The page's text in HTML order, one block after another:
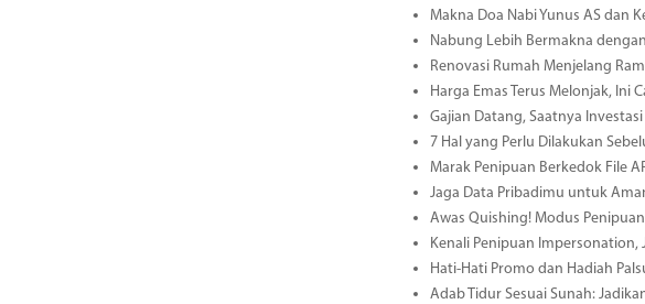
Makna Doa Nabi Yunus AS dan
Nabung Lebih Bermakna
Renovasi Rumah Menjelang
Harga Emas Terus Melonjak, Ini
Gajian Datang, Saatnya
7 Hal yang Perlu Dilakukan
Marak Penipuan Berkedok File
Jaga Data Pribadimu untuk
Awas Quishing! Modus
Kenali Penipuan Impersonation,
Hati-Hati Promo dan Hadiah
Adab Tidur Sesuai Sunah: